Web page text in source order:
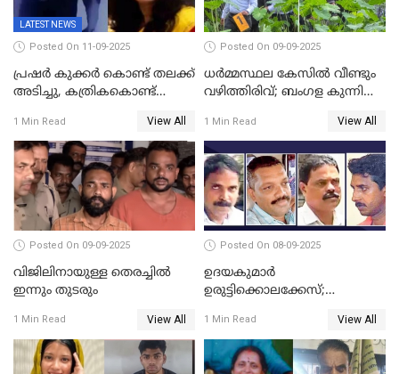
LATEST NEWS
Posted On 11-09-2025
പ്രഷർ കുക്കർ കൊണ്ട് തലക്ക്
അടിച്ചു, കത്രികകൊണ്ട്
കൊലപ്പെടുത്തി; 5 പവൻ
സ്വർണ്ണവും ഒരു ലക്ഷം
രൂപയും കാണാതായി
1 Min Read View All
Posted On 09-09-2025
ധർമ്മസ്ഥല കേസിൽ വീണ്ടും
വഴിത്തിരിവ്; ബംഗള കുന്നിൽ
കണ്ടെത്തി
1 Min Read View All
Posted On 09-09-2025
വിജിലിനായുള്ള തെരച്ചിൽ
ഇന്നും തുടരും
1 Min Read View All
Posted On 08-09-2025
ഉദയകുമാര്‍
ഉരുട്ടിക്കൊലക്കേസ്;
സുപ്രീംകോടതിയിലേക്ക്
1 Min Read View All